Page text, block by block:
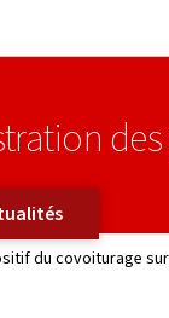
du covoiturage